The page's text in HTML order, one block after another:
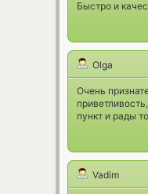
Быстро и
Olga
Очень
пункт и рады
Vadim